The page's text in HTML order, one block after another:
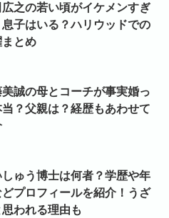
之の若い頃がイケメンすぎ
息子はいる？ハリウッドでの
とめ
誠の母とコーチが事実婚っ
？父親は？経歴もあわせて
しゅう博士は何者？学歴や年
どプロフィールを紹介！うざ
われる理由も